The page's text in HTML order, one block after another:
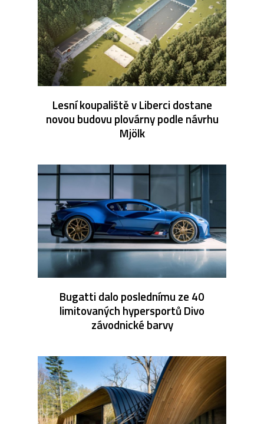
Lesní koupaliště v Liberci dostane
novou budovu plovárny podle návrhu
Mjölk
Bugatti dalo poslednímu ze 40
limitovaných hypersportů Divo
závodnické barvy